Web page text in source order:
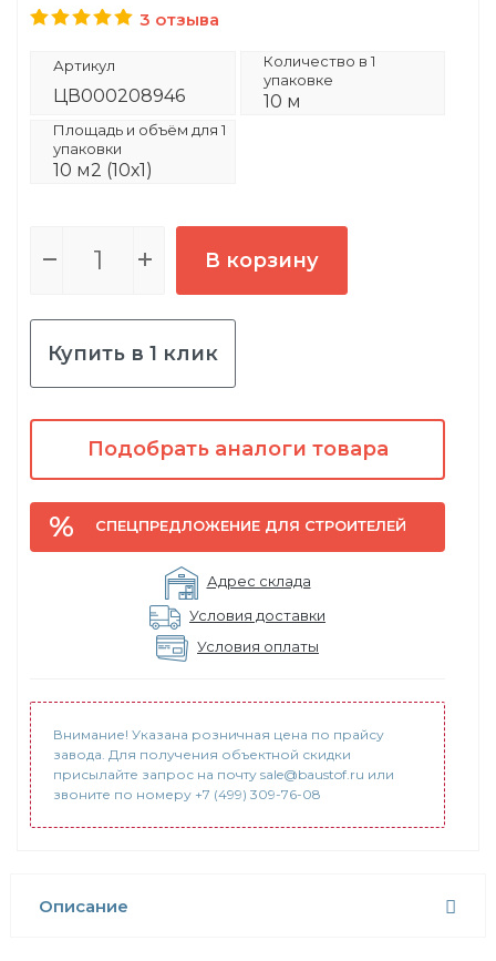
3 отзыва
Артикул
ЦВ000208946
Количество в 1
упаковке
10 м
Площадь и объём для 1
упаковки
10 м2 (10х1)
В корзину
Купить в 1 клик
Подобрать аналоги товара
СПЕЦПРЕДЛОЖЕНИЕ ДЛЯ СТРОИТЕЛЕЙ
Адрес склада
Условия доставки
Условия оплаты
Внимание! Указана розничная цена по прайсу
завода. Для получения объектной скидки
присылайте запрос на почту sale@baustof.ru или
звоните по номеру +7 (499) 309-76-08
Описание